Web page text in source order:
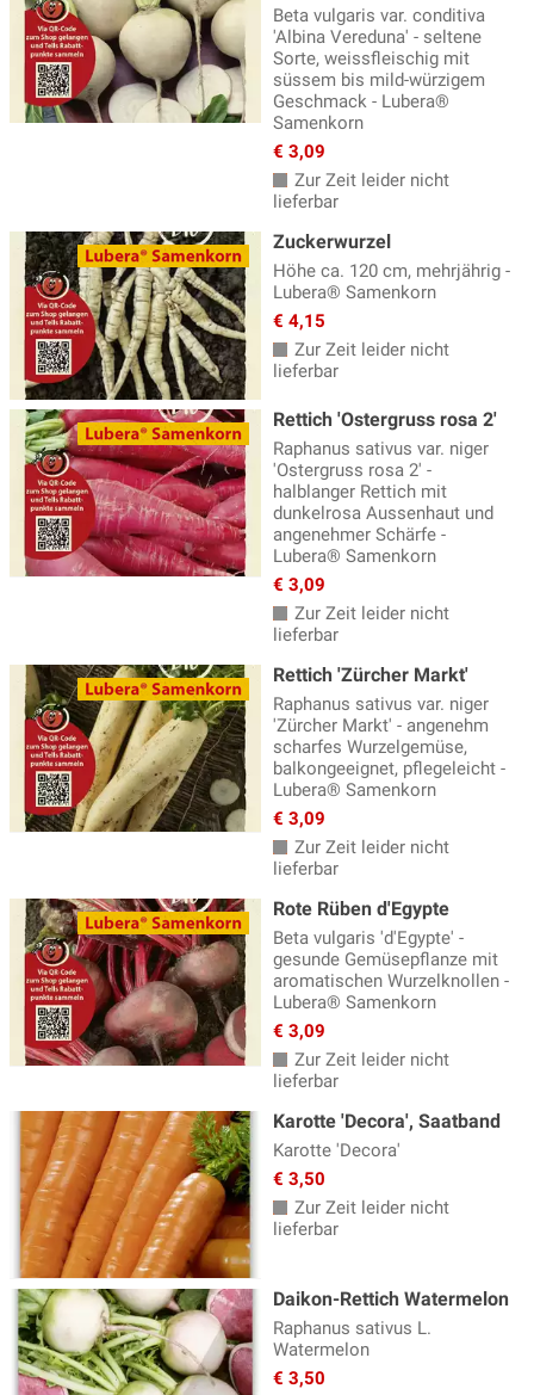
Beta vulgaris var. conditiva
'Albina Vereduna' - seltene
Sorte, weissfleischig mit
süssem bis mild-würzigem
Geschmack - Lubera®
Samenkorn
€ 3,09
Zur Zeit leider nicht
lieferbar
Zuckerwurzel
Höhe ca. 120 cm, mehrjährig -
Lubera® Samenkorn
€ 4,15
Zur Zeit leider nicht
lieferbar
Rettich 'Ostergruss rosa 2'
Raphanus sativus var. niger
'Ostergruss rosa 2' -
halblanger Rettich mit
dunkelrosa Aussenhaut und
angenehmer Schärfe -
Lubera® Samenkorn
€ 3,09
Zur Zeit leider nicht
lieferbar
Rettich 'Zürcher Markt'
Raphanus sativus var. niger
'Zürcher Markt' - angenehm
scharfes Wurzelgemüse,
balkongeeignet, pflegeleicht -
Lubera® Samenkorn
€ 3,09
Zur Zeit leider nicht
lieferbar
Rote Rüben d'Egypte
Beta vulgaris 'd'Egypte' -
gesunde Gemüsepflanze mit
aromatischen Wurzelknollen -
Lubera® Samenkorn
€ 3,09
Zur Zeit leider nicht
lieferbar
Karotte 'Decora', Saatband
Karotte 'Decora'
€ 3,50
Zur Zeit leider nicht
lieferbar
Daikon-Rettich Watermelon
Raphanus sativus L.
Watermelon
€ 3,50